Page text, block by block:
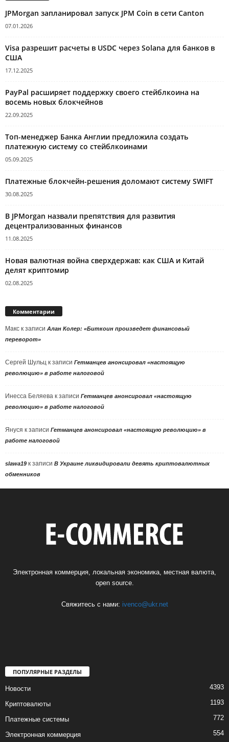
JPMorgan запланировал запуск JPM Coin в сети Canton
07.01.2026
Visa разрешит расчеты в USDC через Solana для банков в
США
17.12.2025
PayPal расширяет поддержку своего стейблкоина на
восемь новых блокчейнов
22.09.2025
Топ-менеджер Банка Англии предложила создать
платежную систему со стейблкоинами
05.09.2025
Платежные блокчейн-решения доломают систему SWIFT
30.08.2025
В JPMorgan назвали препятствия для развития
децентрализованных финансов
11.08.2025
Новая валютная война сверхдержав: как США и Китай
делят криптомир
02.08.2025
Комментарии
Макс к записи Алан Колер: «Биткоин произведет финансовый
переворот»
Сергей Шульц к записи Гетманцев анонсировал «настоящую
революцию» в работе налоговой
Инесса Беляева к записи Гетманцев анонсировал «настоящую
революцию» в работе налоговой
Януся к записи Гетманцев анонсировал «настоящую революцию» в
работе налоговой
slawa19 к записи В Украине ликвидировали девять криптовалютных
обменников
Электронная коммерция, локальная экономика, местная валюта,
open source.
Свяжитесь с нами: ivenco@ukr.net
ПОПУЛЯРНЫЕ РАЗДЕЛЫ
Новости 4393
Криптовалюты 1193
Платежные системы 772
Электронная коммерция 554